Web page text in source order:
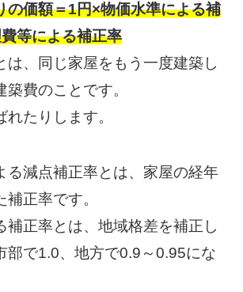
の価額＝1円×物価水準による補
等による補正率
は、同じ家屋をもう一度建築し
費のことです。
たりします。
る減点補正率とは、家屋の経年
正率です。
補正率とは、地域格差を補正し
部で1.0、地方で0.9～0.95にな